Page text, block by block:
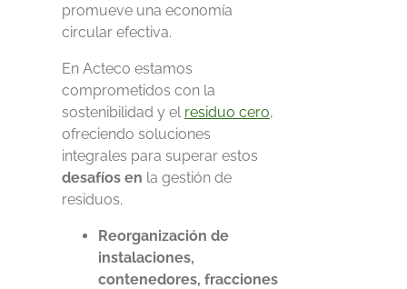
promueve una economía
circular efectiva.
En Acteco estamos
comprometidos con la
sostenibilidad y el residuo cero,
ofreciendo soluciones
integrales para superar estos
desafíosen la gestión de
residuos.
Reorganización de
instalaciones,
contenedores, fracciones